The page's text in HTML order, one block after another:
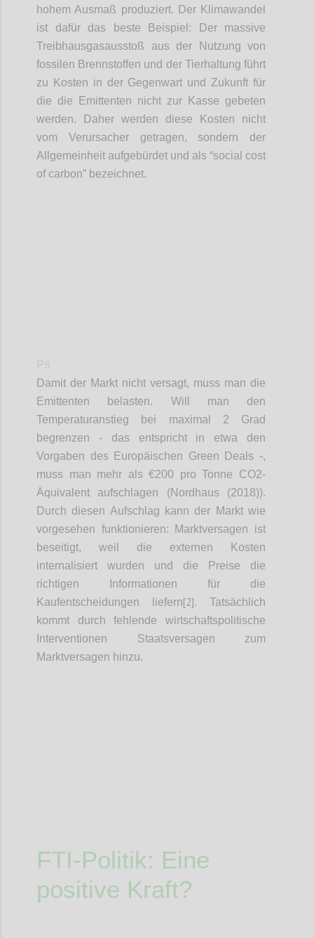
hohem Ausmaß produziert. Der Klimawandel
ist dafür das beste Beispiel: Der massive
Treibhausgasausstoß aus der Nutzung von
fossilen Brennstoffen und der Tierhaltung führt
zu Kosten in der Gegenwart und Zukunft für
die die Emittenten nicht zur Kasse gebeten
werden. Daher werden diese Kosten nicht
vom Verursacher getragen, sondern der
Allgemeinheit aufgebürdet und als “social cost
of carbon” bezeichnet.
Damit der Markt nicht versagt, muss man die
Emittenten belasten. Will man den
Temperaturanstieg bei maximal 2 Grad
begrenzen - das entspricht in etwa den
Vorgaben des Europäischen Green Deals -,
muss man mehr als €200 pro Tonne CO2-
Äquivalent aufschlagen (Nordhaus (2018)).
Durch diesen Aufschlag kann der Markt wie
vorgesehen funktionieren: Marktversagen ist
beseitigt, weil die externen Kosten
internalisiert wurden und die Preise die
richtigen Informationen für die
Kaufentscheidungen liefern[2]. Tatsächlich
kommt durch fehlende wirtschaftspolitische
Interventionen Staatsversagen zum
Marktversagen hinzu.
FTI-Politik: Eine
positive Kraft?